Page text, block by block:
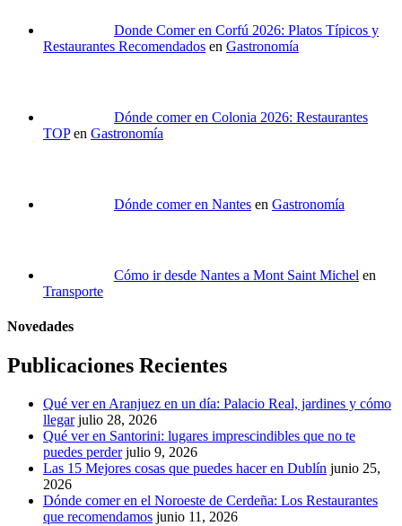
Donde Comer en Corfú 2026: Platos Típicos y
Restaurantes Recomendados en Gastronomía
Dónde comer en Colonia 2026: Restaurantes
TOP en Gastronomía
Dónde comer en Nantes en Gastronomía
Cómo ir desde Nantes a Mont Saint Michel en
Transporte
Novedades
Publicaciones Recientes
Qué ver en Aranjuez en un día: Palacio Real, jardines y cómo
llegar julio 28, 2026
Qué ver en Santorini: lugares imprescindibles que no te
puedes perder julio 9, 2026
Las 15 Mejores cosas que puedes hacer en Dublín junio 25,
2026
Dónde comer en el Noroeste de Cerdeña: Los Restaurantes
que recomendamos junio 11, 2026